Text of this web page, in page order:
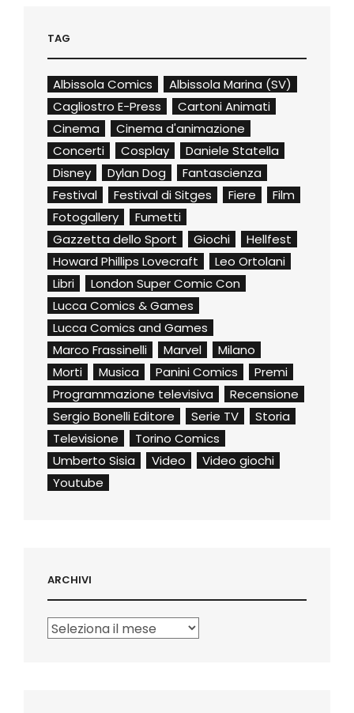
TAG
Albissola Comics
Albissola Marina (SV)
Cagliostro E-Press
Cartoni Animati
Cinema
Cinema d'animazione
Concerti
Cosplay
Daniele Statella
Disney
Dylan Dog
Fantascienza
Festival
Festival di Sitges Fiere
Film
Fotogallery
Fumetti
Gazzetta dello Sport
Giochi
Hellfest
Howard Phillips Lovecraft
Leo Ortolani
Libri
London Super Comic Con
Lucca Comics & Games
Lucca Comics and Games
Marco Frassinelli
Marvel
Milano
Morti
Musica Panini Comics
Premi
Programmazione televisiva
Recensione
Sergio Bonelli Editore
Serie TV
Storia
Televisione
Torino Comics
Umberto Sisia
Video
Video giochi
Youtube
ARCHIVI
Archivi